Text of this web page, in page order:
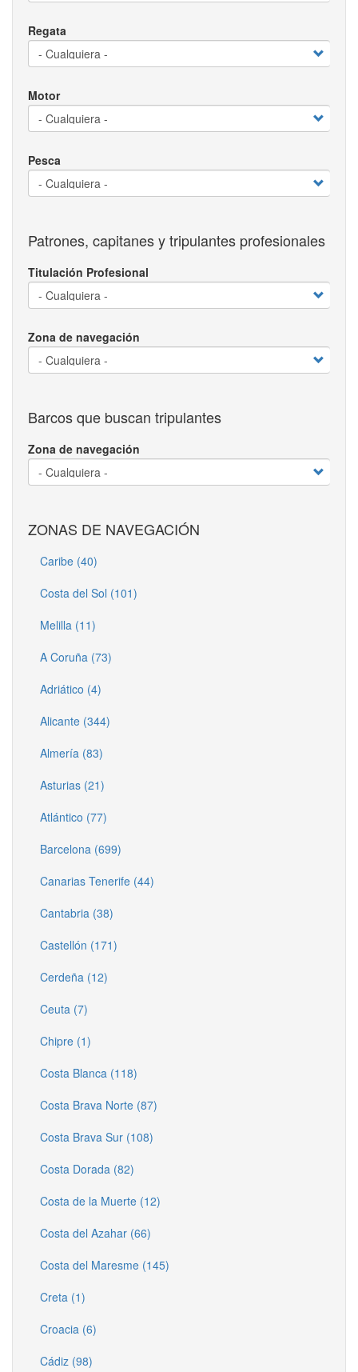
Regata
Motor
Pesca
Patrones, capitanes y tripulantes profesionales
Titulación Profesional
Zona de navegación
Barcos que buscan tripulantes
Zona de navegación
ZONAS DE NAVEGACIÓN
Caribe (40)
Costa del Sol (101)
Melilla (11)
A Coruña (73)
Adriático (4)
Alicante (344)
Almería (83)
Asturias (21)
Atlántico (77)
Barcelona (699)
Canarias Tenerife (44)
Cantabria (38)
Castellón (171)
Cerdeña (12)
Ceuta (7)
Chipre (1)
Costa Blanca (118)
Costa Brava Norte (87)
Costa Brava Sur (108)
Costa Dorada (82)
Costa de la Muerte (12)
Costa del Azahar (66)
Costa del Maresme (145)
Creta (1)
Croacia (6)
Cádiz (98)